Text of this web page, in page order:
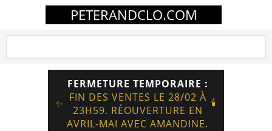
PETERANDCLO.COM
✨
FERMETURE TEMPORAIRE :
FIN DES VENTES LE 28/02 À
23H59. RÉOUVERTURE EN
AVRIL-MAI AVEC AMANDINE.
🕯️